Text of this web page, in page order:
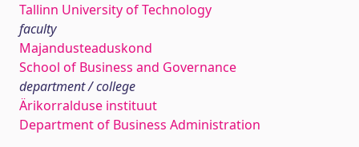
Tallinn University of Technology
faculty
Majandusteaduskond
School of Business and Governance
department / college
Ärikorralduse instituut
Department of Business Administration